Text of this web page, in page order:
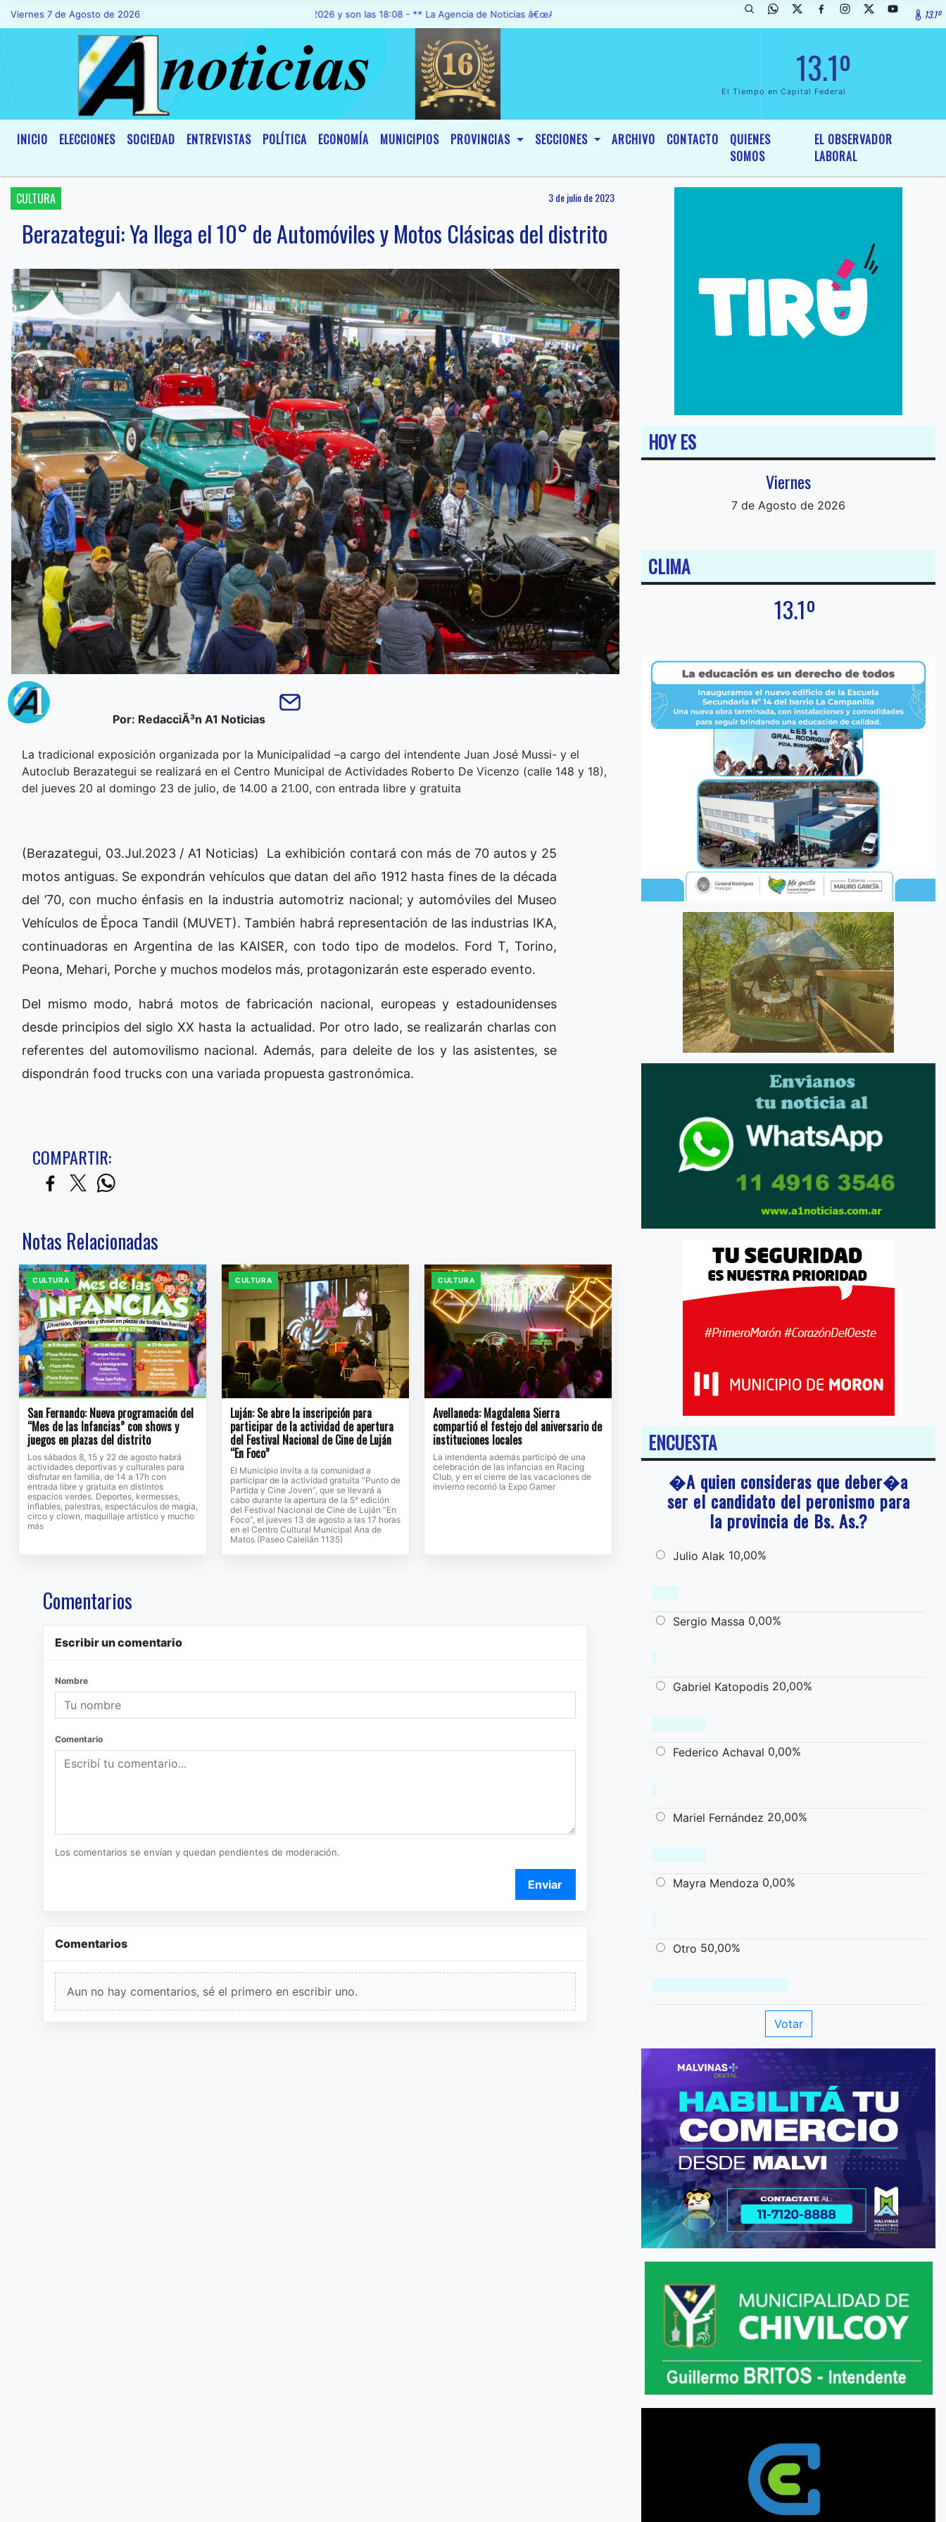
Viernes 7 de Agosto de 2026Hoy es Viernes 7 de Agosto de 2026 y son las 18:08 - ** La Agencia de Noticias â€œA1 Noticiasâ€, fue declarada de InterÃ©s General y Legislativo, por Ordenanza NÂº 6236/19 del 13.1º
13.1º
El Tiempo en Capital Federal
INICIO ELECCIONES SOCIEDAD ENTREVISTAS POLÍTICA ECONOMÍA MUNICIPIOS PROVINCIAS SECCIONES ARCHIVO CONTACTO
QUIENES
SOMOS
EL OBSERVADOR
LABORAL
CULTURA 3 de julio de 2023
Berazategui: Ya llega el 10° de Automóviles y Motos Clásicas del distrito
Por: RedacciÃ³n A1 Noticias
La tradicional exposición organizada por la Municipalidad –a cargo del intendente Juan José Mussi- y el
Autoclub Berazategui se realizará en el Centro Municipal de Actividades Roberto De Vicenzo (calle 148 y 18),
del jueves 20 al domingo 23 de julio, de 14.00 a 21.00, con entrada libre y gratuita
(Berazategui, 03.Jul.2023 / A1 Noticias) La exhibición contará con más de 70 autos y 25
motos antiguas. Se expondrán vehículos que datan del año 1912 hasta fines de la década
del ’70, con mucho énfasis en la industria automotriz nacional; y automóviles del Museo
Vehículos de Época Tandil (MUVET). También habrá representación de las industrias IKA,
continuadoras en Argentina de las KAISER, con todo tipo de modelos. Ford T, Torino,
Peona, Mehari, Porche y muchos modelos más, protagonizarán este esperado evento.
Del mismo modo, habrá motos de fabricación nacional, europeas y estadounidenses
desde principios del siglo XX hasta la actualidad. Por otro lado, se realizarán charlas con
referentes del automovilismo nacional. Además, para deleite de los y las asistentes, se
dispondrán food trucks con una variada propuesta gastronómica.
COMPARTIR:
Notas Relacionadas
CULTURA
San Fernando: Nueva programación del
“Mes de las Infancias” con shows y
juegos en plazas del distrito
Los sábados 8, 15 y 22 de agosto habrá
actividades deportivas y culturales para
disfrutar en familia, de 14 a 17h con
entrada libre y gratuita en distintos
espacios verdes. Deportes, kermesses,
inflables, palestras, espectáculos de magia,
circo y clown, maquillaje artístico y mucho
más
CULTURA
Luján: Se abre la inscripción para
participar de la actividad de apertura
del Festival Nacional de Cine de Luján
“En Foco”
El Municipio invita a la comunidad a
participar de la actividad gratuita “Punto de
Partida y Cine Joven”, que se llevará a
cabo durante la apertura de la 5° edición
del Festival Nacional de Cine de Luján “En
Foco”, el jueves 13 de agosto a las 17 horas
en el Centro Cultural Municipal Ana de
Matos (Paseo Calelián 1135)
CULTURA
Avellaneda: Magdalena Sierra
compartió el festejo del aniversario de
instituciones locales
La intendenta además participó de una
celebración de las infancias en Racing
Club, y en el cierre de las vacaciones de
invierno recorrió la Expo Gamer
Comentarios
Escribir un comentario
Nombre
Comentario
Los comentarios se envían y quedan pendientes de moderación.
Enviar
Comentarios
Aun no hay comentarios, sé el primero en escribir uno.
HOY ES
Viernes
7 de Agosto de 2026
CLIMA
13.1º
ENCUESTA
�A quien consideras que deber�a
ser el candidato del peronismo para
la provincia de Bs. As.?
Julio Alak 10,00%
Sergio Massa 0,00%
Gabriel Katopodis 20,00%
Federico Achaval 0,00%
Mariel Fernández 20,00%
Mayra Mendoza 0,00%
Otro 50,00%